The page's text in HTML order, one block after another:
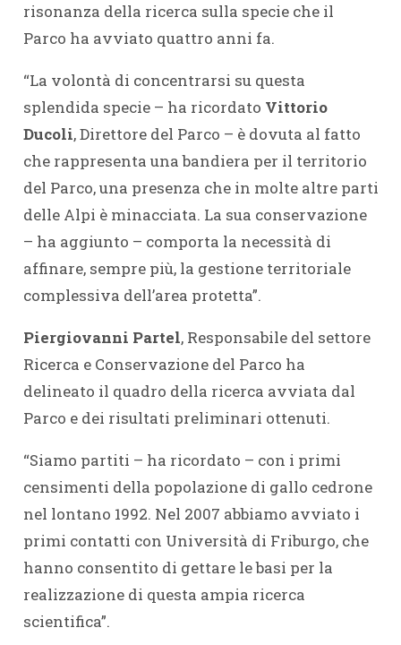
risonanza della ricerca sulla specie che il
Parco ha avviato quattro anni fa.
“La volontà di concentrarsi su questa
splendida specie – ha ricordato Vittorio
Ducoli, Direttore del Parco – è dovuta al fatto
che rappresenta una bandiera per il territorio
del Parco, una presenza che in molte altre parti
delle Alpi è minacciata. La sua conservazione
– ha aggiunto – comporta la necessità di
affinare, sempre più, la gestione territoriale
complessiva dell’area protetta”.
Piergiovanni Partel, Responsabile del settore
Ricerca e Conservazione del Parco ha
delineato il quadro della ricerca avviata dal
Parco e dei risultati preliminari ottenuti.
“Siamo partiti – ha ricordato – con i primi
censimenti della popolazione di gallo cedrone
nel lontano 1992. Nel 2007 abbiamo avviato i
primi contatti con Università di Friburgo, che
hanno consentito di gettare le basi per la
realizzazione di questa ampia ricerca
scientifica”.